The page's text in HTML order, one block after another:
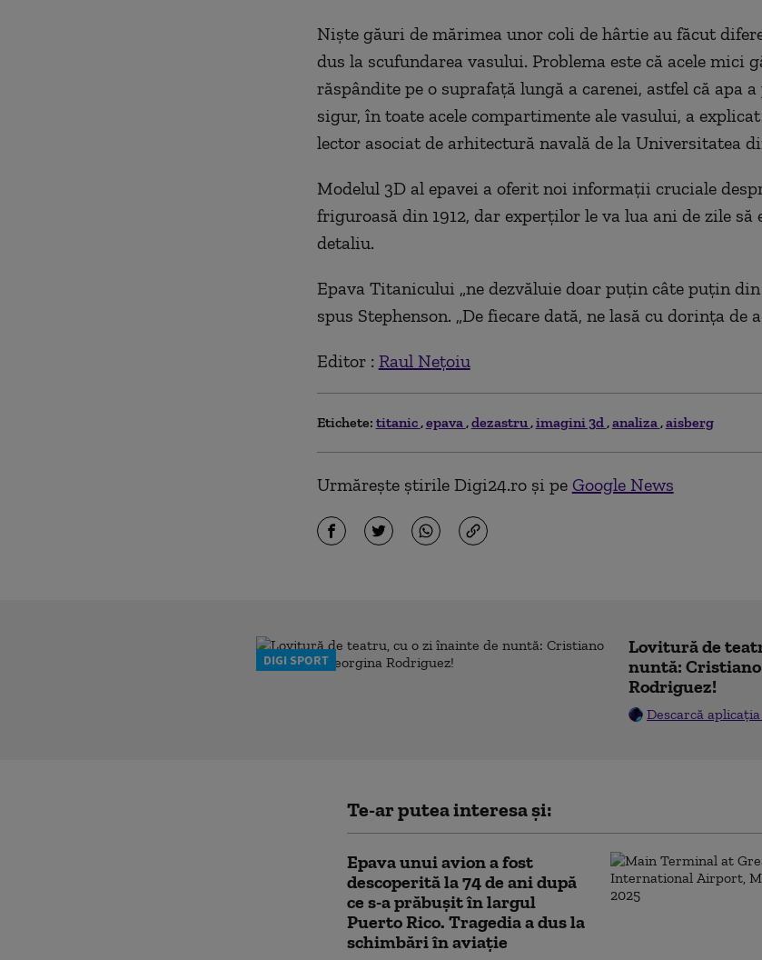
Niște găuri de mărimea unor coli de hârtie au făcut
dus la scufundarea vasului. Problema este că acele mici
răspândite pe o suprafață lungă a carenei, astfel că apa
sigur, în toate acele compartimente ale vasului, a
lector asociat de arhitectură navală de la Universitatea
Modelul 3D al epavei a oferit noi informații cruciale
friguroasă din 1912, dar experților le va lua ani de zile să
detaliu.
Epava Titanicului „ne dezvăluie doar puțin câte puțin din
spus Stephenson. „De fiecare dată, ne lasă cu dorința de
Editor : Raul Nețoiu
Etichete: titanic epava dezastru imagini 3d analiza aisberg
Urmărește știrile Digi24.ro și pe Google News
DIGI SPORT
Lovitură de
nuntă: Cristiano
Rodriguez!
Descarcă
Te-ar putea interesa și:
Epava unui avion a fost
descoperită la 74 de ani după
ce s-a prăbușit în largul
Puerto Rico. Tragedia a dus la
schimbări în aviație